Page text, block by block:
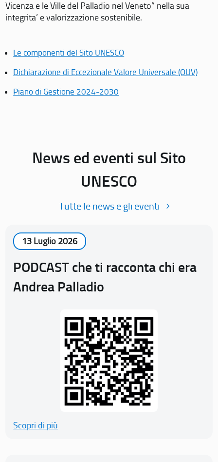
Vicenza e le Ville del Palladio nel Veneto” nella sua
integrita’ e valorizzazione sostenibile.
Le componenti del Sito UNESCO
Dichiarazione di Eccezionale Valore Universale (OUV)
Piano di Gestione 2024-2030
News ed eventi sul Sito
UNESCO
Tutte le news e gli eventi
13 Luglio 2026
PODCAST che ti racconta chi era
Andrea Palladio
Scopri di più